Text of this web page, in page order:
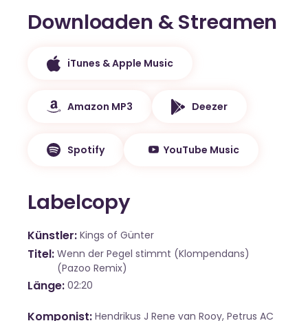
Downloaden & Streamen
iTunes & Apple Music
Amazon MP3 Deezer
Spotify YouTube Music
Labelcopy
Künstler Kings of Günter
Titel Wenn der Pegel stimmt (Klompendans)
(Pazoo Remix)
Länge 02:20
Komponist Hendrikus J Rene van Rooy, Petrus AC